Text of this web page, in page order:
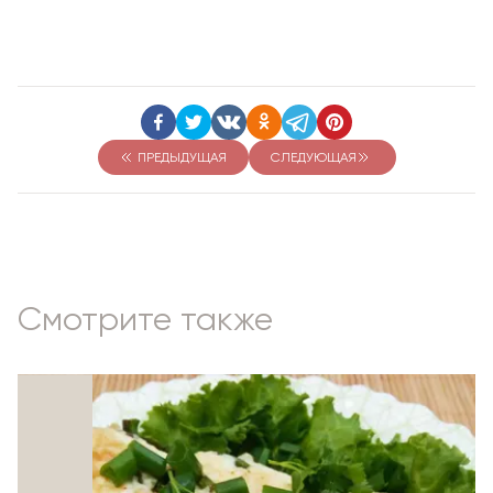
ПРЕДЫДУЩАЯ СЛЕДУЮЩАЯ
Смотрите также